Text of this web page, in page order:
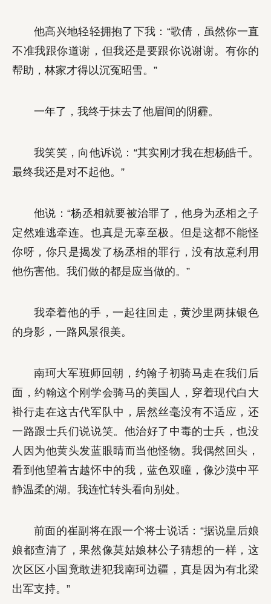
他高兴地轻轻拥抱了下我：“歌倩，虽然你一直
不准我跟你道谢，但我还是要跟你说谢谢。有你的
帮助，林家才得以沉冤昭雪。”
一年了，我终于抹去了他眉间的阴霾。
我笑笑，向他诉说：“其实刚才我在想杨皓千。
最终我还是对不起他。”
他说：“杨丞相就要被治罪了，他身为丞相之子
定然难逃牵连。也真是无辜至极。但是这都不能怪
你呀，你只是揭发了杨丞相的罪行，没有故意利用
他伤害他。我们做的都是应当做的。”
我牵着他的手，一起往回走，黄沙里两抹银色
的身影，一路风景很美。
南珂大军班师回朝，约翰子初骑马走在我们后
面，约翰这个刚学会骑马的美国人，穿着现代白大
褂行走在这古代军队中，居然丝毫没有不适应，还
一路跟士兵们说说笑。他治好了中毒的士兵，也没
人因为他黄头发蓝眼睛而当他怪物。我偶然回头，
看到他望着古越怀中的我，蓝色双瞳，像沙漠中平
静温柔的湖。我连忙转头看向别处。
前面的崔副将在跟一个将士说话：“据说皇后娘
娘都查清了，果然像莫姑娘林公子猜想的一样，这
次区区小国竟敢进犯我南珂边疆，真是因为有北梁
出军支持。”